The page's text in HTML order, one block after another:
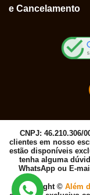
e Cancelamento
CNPJ: 46.210.306/
clientes em nosso
estão disponíveis
tenha alguma
WhatsApp ou E-
Copyright © Além